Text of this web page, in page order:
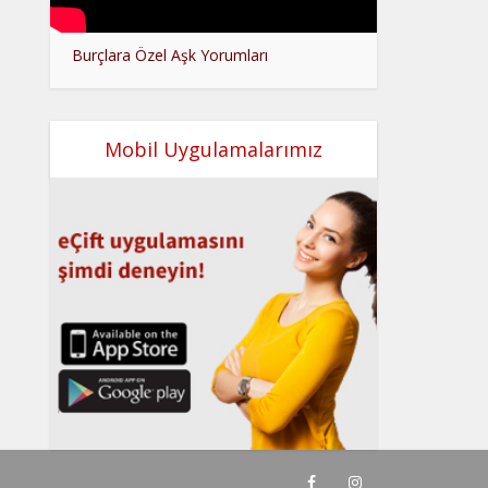
Burçlara Özel Aşk Yorumları
Mobil Uygulamalarımız